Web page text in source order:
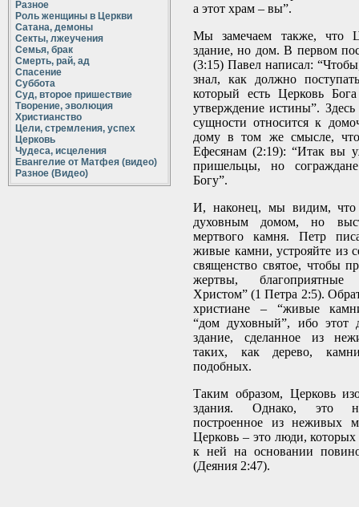
Разное
Роль женщины в Церкви
Сатана, демоны
Секты, лжеучения
Семья, брак
Смерть, рай, ад
Спасение
Суббота
Суд, второе пришествие
Творение, эволюция
Христианство
Цели, стремления, успех
Церковь
Чудеса, исцеления
Евангелие от Матфея (видео)
Разное (Видео)
а этот храм – вы”.
Мы замечаем также, что
здание, но дом. В первом
(3:15) Павел написал:
знал, как должно
который есть Церковь
утверждение истины”.
сущности относится к
дому в том же смысле,
Ефесянам (2:19): “Итак вы
пришельцы, но
Богу”.
И, наконец, мы видим, что
духовным домом, но
мертвого камня. Петр
живые камни, устрояйте из
священство святое, чтобы
жертвы,
Христом” (1 Петра 2:5).
христиане – “живые
“дом духовный”, ибо этот
здание, сделанное из
таких, как дерево,
подобных.
Таким образом, Церковь
здания. Однако, это
построенное из неживых
Церковь – это люди, которых
к ней на основании
(Деяния 2:47).